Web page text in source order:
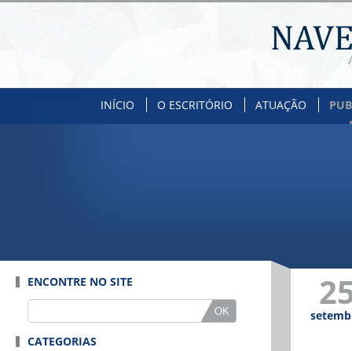
INÍCIO O ESCRITÓRIO ATUAÇÃO
ENCONTRE NO SITE
CATEGORIAS